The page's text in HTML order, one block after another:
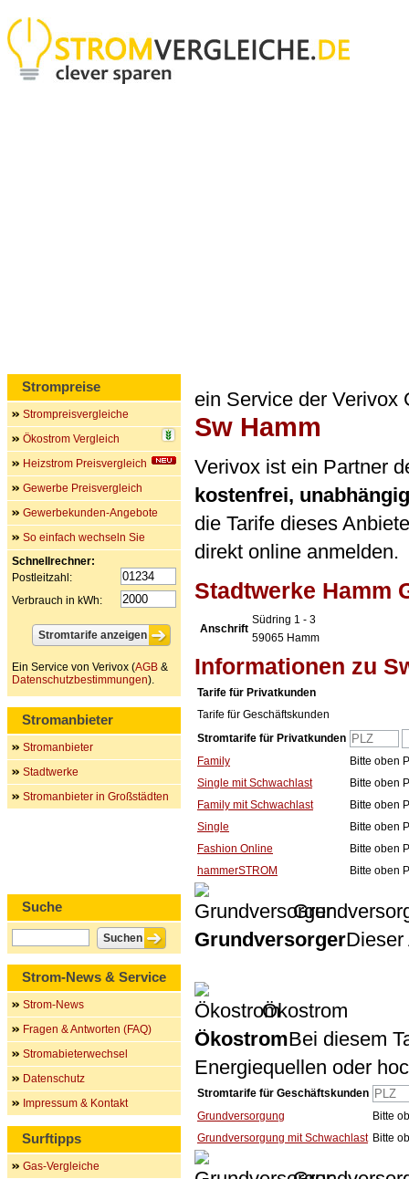
ein Service der Verivox
Sw Hamm
Verivox ist ein Partner
kostenfrei,
die Tarife dieses
direkt online anmelden.
Stadtwerke Hamm
Anschrift
Südring 1 - 3
59065 Hamm
Informationen zu
Tarife für Privatkunden
Tarife für Geschäftskunden
Stromtarife für Privatkunden
Family
Bitte oben
Single mit Schwachlast
Bitte oben
Family mit Schwachlast
Bitte oben
Single
Bitte oben
Fashion Online
Bitte oben
hammerSTROM
Bitte oben
GrundversorgerDieser
Ökostrom
ÖkostromBei diesem
Energiequellen oder
Stromtarife für Geschäftskunden
Grundversorgung
Bitte
Grundversorgung mit Schwachlast Bitte
Strompreise
Strompreisvergleiche
Ökostrom Vergleich
Heizstrom Preisvergleich
Gewerbe Preisvergleich
Gewerbekunden-Angebote
So einfach wechseln Sie
Schnellrechner:
Postleitzahl:
Verbrauch in kWh:
Ein Service von Verivox (AGB &
Datenschutzbestimmungen).
Stromanbieter
Stromanbieter
Stadtwerke
Stromanbieter in Großstädten
Suche
Strom-News & Service
Strom-News
Fragen & Antworten (FAQ)
Stromabieterwechsel
Datenschutz
Impressum & Kontakt
Surftipps
Gas-Vergleiche